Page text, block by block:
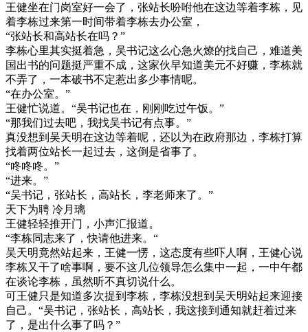
王健坐在门岗室好一会了，张站长吩咐他在这边等着李栋，见
着李栋过来第一时间带着李栋去办公室，
“张站长和高站长在吗？”
李栋心里其实挺着急，吴书记这么心急火燎的找自己，难道美
国出书的问题挺严重不成，这家伙早知道美元不好赚，李栋就
不弄了，一本破书不定惹出多少事情呢。
“在办公室。”
王健忙说道。“吴书记也在，刚刚吃过午饭。”
“那我们过去吧，我找吴书记有点事。”
真没想到吴天明在这边等着呢，还以为在政府那边，李栋打算
找着两位站长一起过去，这倒是省事了。
“咚咚咚。”
“进来。”
“吴书记，张站长，高站长，李老师来了。”
天下为聘 冷月璃
王健轻轻推开门，小声汇报道。
“李栋同志来了，快请他进来。“
吴天明竟然站起来，王健一愣，这态度有些吓人啊，王健心说
李栋又干了啥事啊，要不这几位领导怎么集中一起，一中午都
在谈论李栋，虽然听不真切说什么。
可王健只是知道多次提到李栋，李栋没想到吴天明站起来迎接
自己。“吴书记，张站长，高站长，我这接到通知就赶着过来
了，是出什么事了吗？”